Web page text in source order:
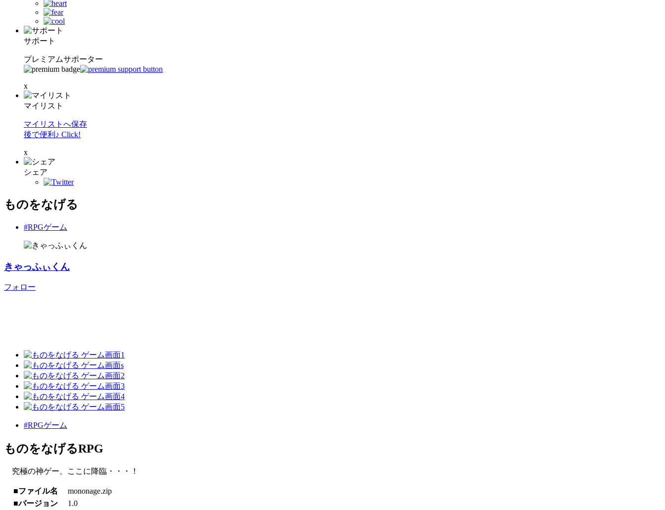
サポート
プレミアムサポーター
x
マイリスト
マイリストへ保存
後で便利♪ Click!
x
シェア
ものをなげる
#RPGゲーム
きゃっふぃくん
フォロー
#RPGゲーム
ものをなげるRPG
究極の神ゲー、ここに降臨・・・！
■ファイル名
mononage.zip
■バージョン
1.0